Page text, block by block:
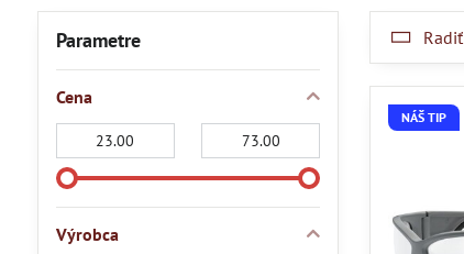
NÁŠ TIP
Parametre
Cena
Výrobca